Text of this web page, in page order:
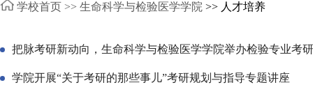
学校首页 >> 生命科学与检验医学学院 >> 人才培养
把脉考研新动向，生命科学与检验医学学院举办检验专业考
学院开展“关于考研的那些事儿”考研规划与指导专题讲座